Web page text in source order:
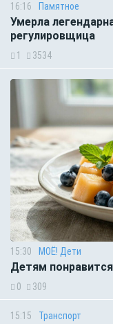
16:16 Памятное
Умерла
регулировщица
1 3534
15:30 МОЁ! Дети
Детям
0 309
15:15 Транспорт